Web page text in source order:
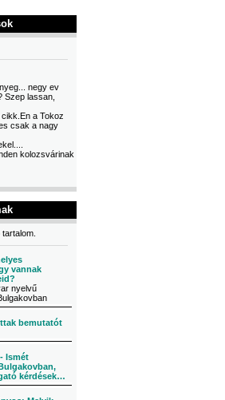
negy ev
Szep lassan,
a Tokoz
csak a nagy
kolozsvárinak
vannak
nyelvű
bemutatót
Ismét
kérdések…